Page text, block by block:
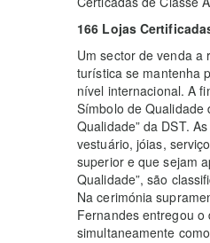
166 Lojas
Um sector de venda a
turística se mantenha
nível internacional. A
Símbolo de Qualidade
Qualidade” da DST.
vestuário, jóias,
superior e que sejam
Qualidade”, são
Na cerimónia
Fernandes entregou
simultaneamente